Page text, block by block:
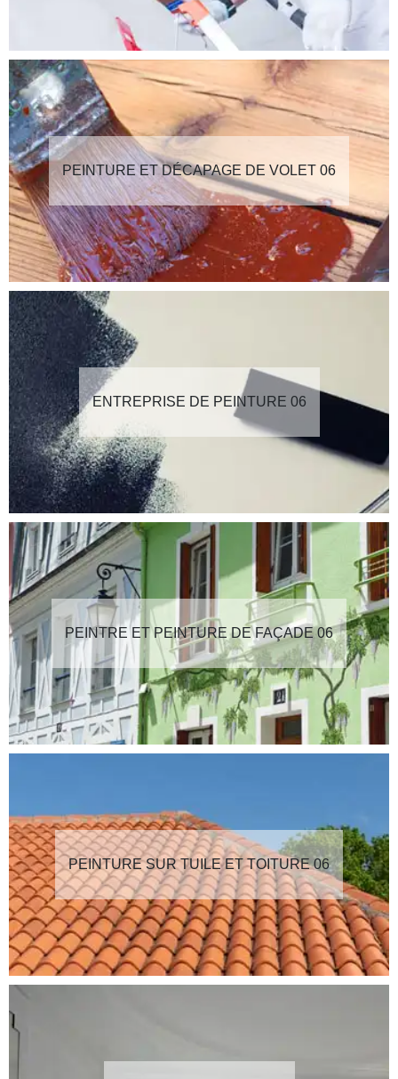
PEINTURE ET DÉCAPAGE DE VOLET 06
ENTREPRISE DE PEINTURE 06
PEINTRE ET PEINTURE DE FAÇADE 06
PEINTURE SUR TUILE ET TOITURE 06